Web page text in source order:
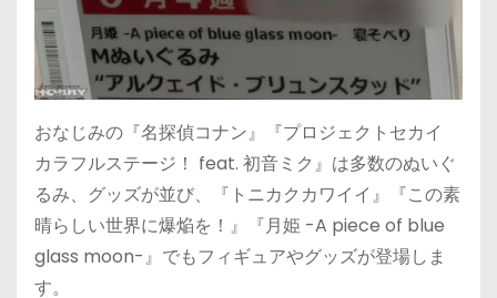
おなじみの『名探偵コナン』『プロジェクトセカイ
カラフルステージ！ feat. 初音ミク』は多数のぬいぐ
るみ、グッズが並び、『トニカクカワイイ』『この素
晴らしい世界に爆焔を！』『月姫 -A piece of blue
glass moon-』でもフィギュアやグッズが登場しま
す。